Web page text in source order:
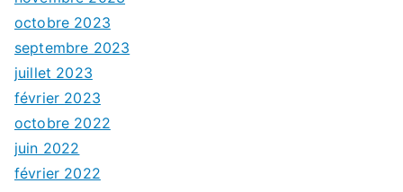
octobre 2023
septembre 2023
juillet 2023
février 2023
octobre 2022
juin 2022
février 2022